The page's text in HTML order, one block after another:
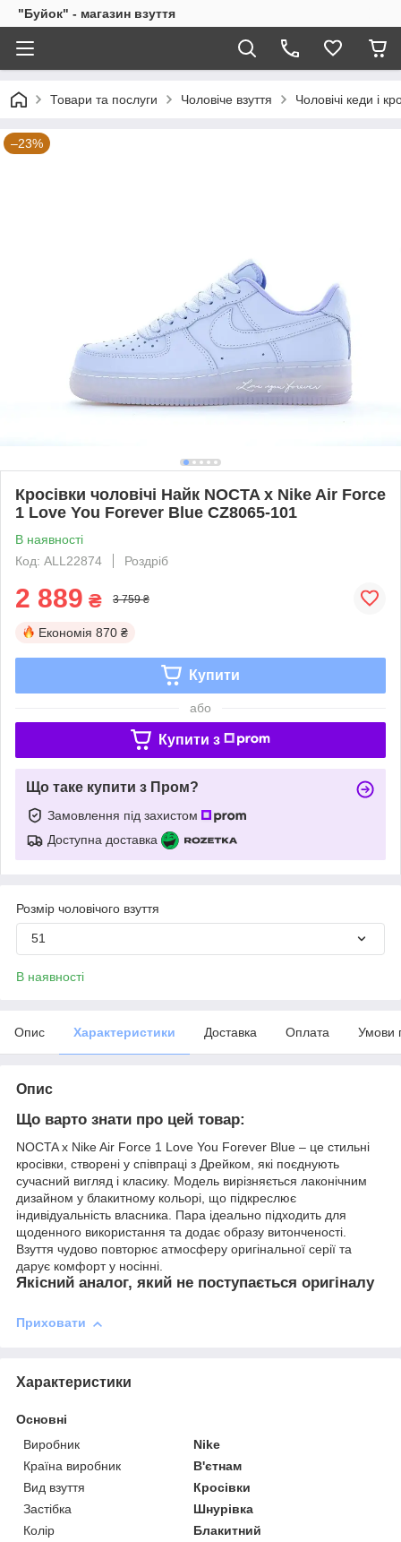
"Буйок" - магазин взуття
Товари та послуги Чоловіче взуття Чоловічі кеди і
–23%
Кросівки чоловічі Найк NOCTA x Nike Air Force
1 Love You Forever Blue CZ8065-101
В наявності
Код: ALL22874
Роздріб
2 889 ₴ 3 759 ₴
Економія 870 ₴
Купити
або
Купити з
Що таке купити з Пром?
Замовлення під захистом
Доступна доставка
Розмір чоловічого взуття
51
В наявності
Опис Характеристики Доставка Оплата Умови
Опис
Що варто знати про цей товар:
NOCTA x Nike Air Force 1 Love You Forever Blue – це стильні
кросівки, створені у співпраці з Дрейком, які поєднують
сучасний вигляд і класику. Модель вирізняється лаконічним
дизайном у блакитному кольорі, що підкреслює
індивідуальність власника. Пара ідеально підходить для
щоденного використання та додає образу витонченості.
Взуття чудово повторює атмосферу оригінальної серії та
дарує комфорт у носінні.
Якісний аналог, який не поступається оригіналу
Приховати
Характеристики
Основні
Виробник
Nike
Країна виробник
В'єтнам
Вид взуття
Кросівки
Застібка
Шнурівка
Колір
Блакитний